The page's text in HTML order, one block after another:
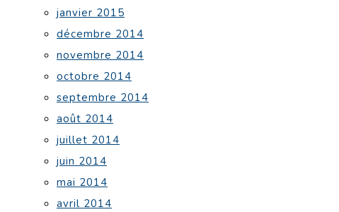
janvier 2015
décembre 2014
novembre 2014
octobre 2014
septembre 2014
août 2014
juillet 2014
juin 2014
mai 2014
avril 2014